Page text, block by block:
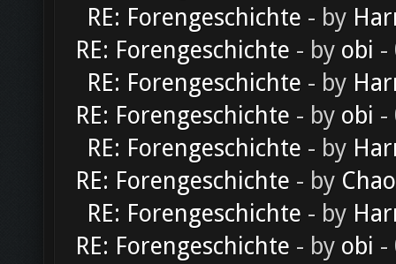
RE: Forengeschichte - by
RE: Forengeschichte - by obi -
RE: Forengeschichte - by
RE: Forengeschichte - by obi -
RE: Forengeschichte - by
RE: Forengeschichte - by
RE: Forengeschichte - by
RE: Forengeschichte - by obi -